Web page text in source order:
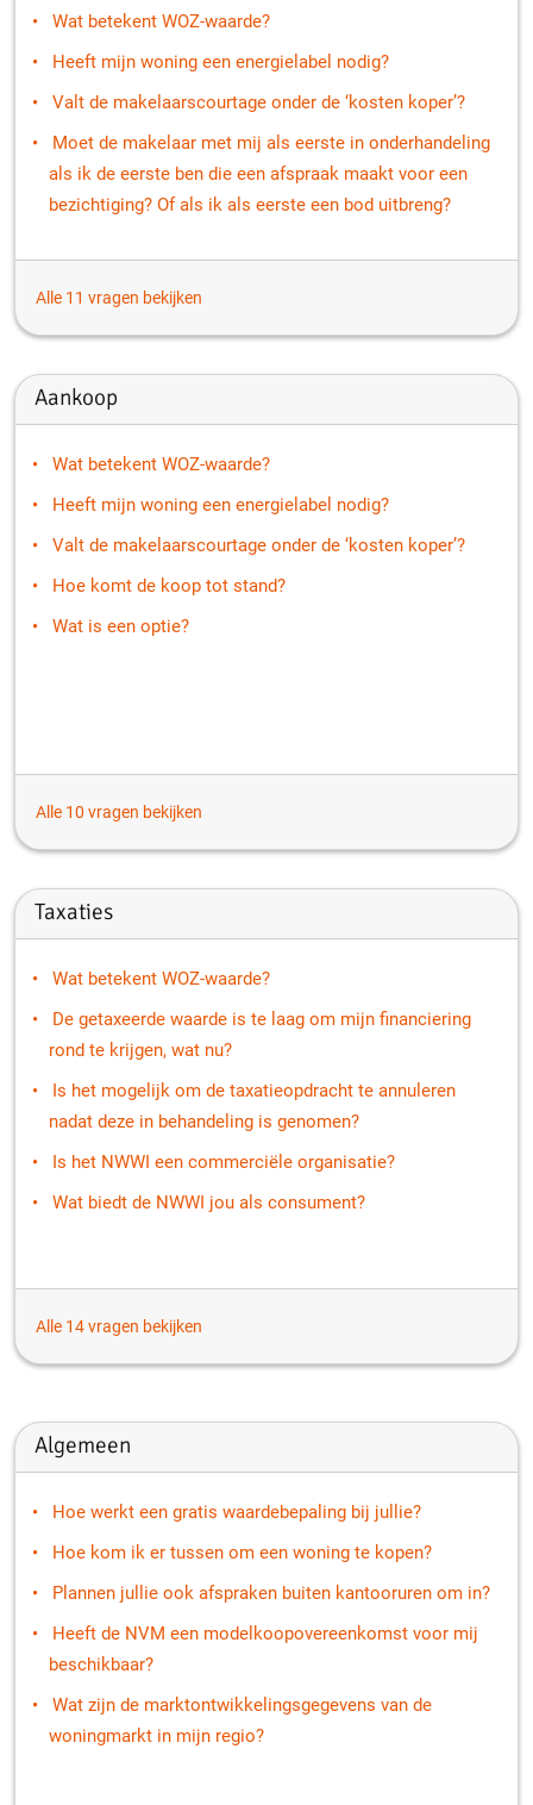
Wat betekent WOZ-waarde?
Heeft mijn woning een energielabel nodig?
Valt de makelaarscourtage onder de ‘kosten koper’?
Moet de makelaar met mij als eerste in onderhandeling
als ik de eerste ben die een afspraak maakt voor een
bezichtiging? Of als ik als eerste een bod uitbreng?
Alle 11 vragen bekijken
Aankoop
Wat betekent WOZ-waarde?
Heeft mijn woning een energielabel nodig?
Valt de makelaarscourtage onder de ‘kosten koper’?
Hoe komt de koop tot stand?
Wat is een optie?
Alle 10 vragen bekijken
Taxaties
Wat betekent WOZ-waarde?
De getaxeerde waarde is te laag om mijn financiering
rond te krijgen, wat nu?
Is het mogelijk om de taxatieopdracht te annuleren
nadat deze in behandeling is genomen?
Is het NWWI een commerciële organisatie?
Wat biedt de NWWI jou als consument?
Alle 14 vragen bekijken
Algemeen
Hoe werkt een gratis waardebepaling bij jullie?
Hoe kom ik er tussen om een woning te kopen?
Plannen jullie ook afspraken buiten kantooruren om in?
Heeft de NVM een modelkoopovereenkomst voor mij
beschikbaar?
Wat zijn de marktontwikkelingsgegevens van de
woningmarkt in mijn regio?